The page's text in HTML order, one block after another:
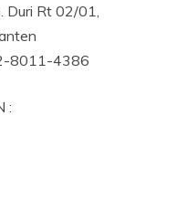
Duri Rt 02/01,
8011-4386
: